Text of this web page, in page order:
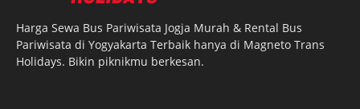
Harga Sewa Bus Pariwisata Jogja Murah & Rental Bus
Pariwisata di Yogyakarta Terbaik hanya di Magneto Trans
Holidays. Bikin piknikmu berkesan.